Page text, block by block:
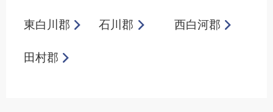
東白川郡 石川郡 西白河郡
田村郡